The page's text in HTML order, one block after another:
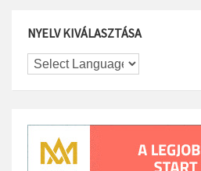
NYELV KIVÁLASZTÁSA